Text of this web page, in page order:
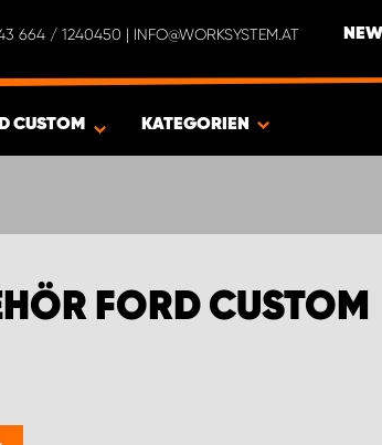
664 / 1240450 | INFO@WORKSYSTEM.AT
CUSTOM KATEGORIEN
FORD CUSTOM